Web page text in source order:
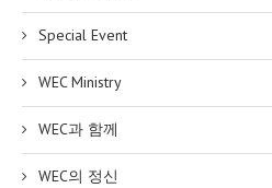
Special Event
WEC Ministry
WEC과 함께
WEC의 정신